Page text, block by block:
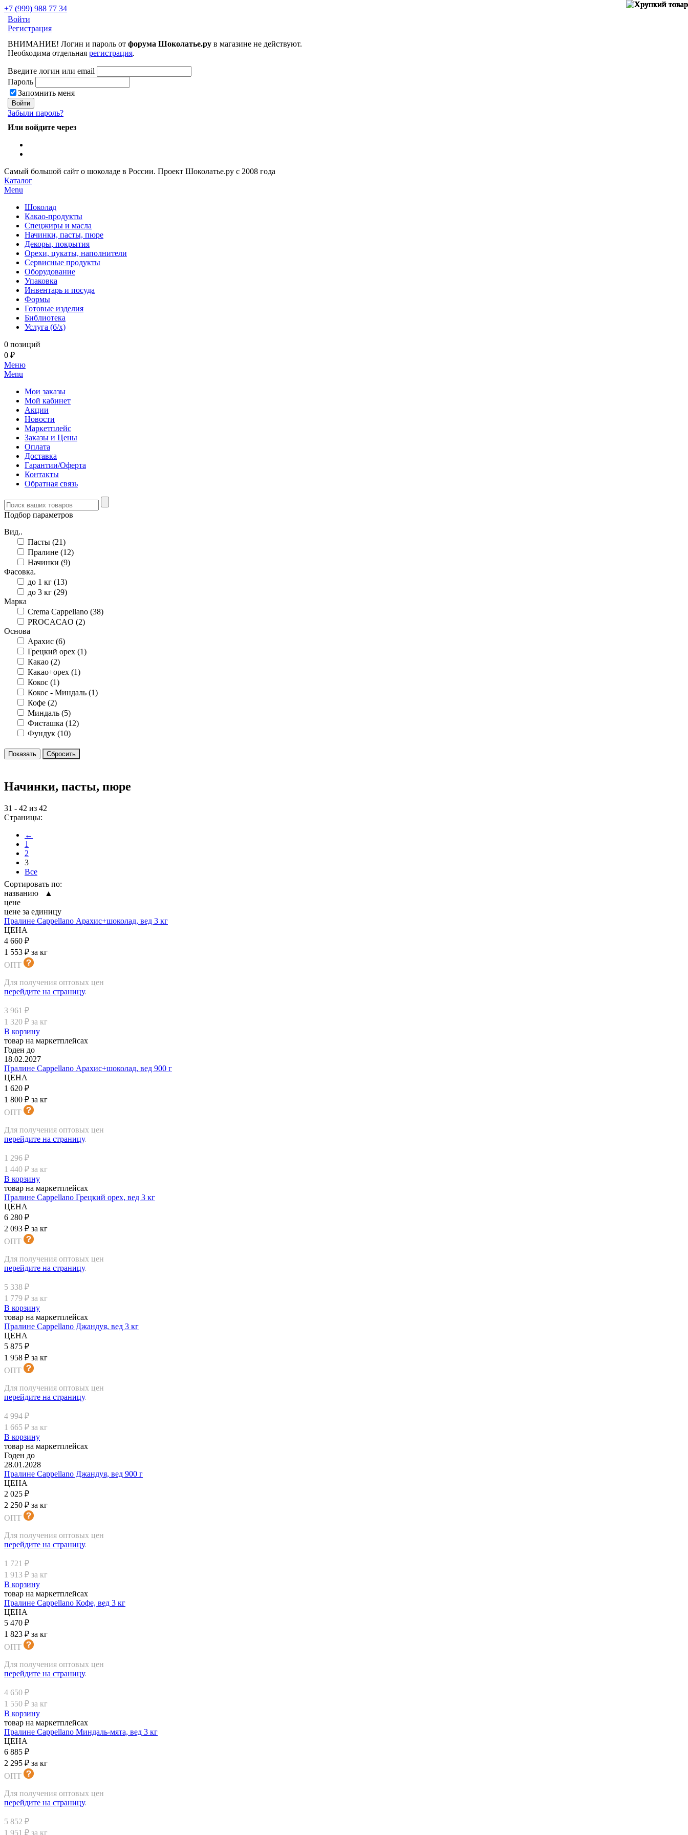
+7 (999) 988 77 34
Войти
Регистрация
ВНИМАНИЕ! Логин и пароль от форума Шоколатье.ру в магазине не действуют.
Необходима отдельная регистрация.
Введите логин или email
Пароль
Запомнить меня
Забыли пароль?
Или войдите через
Самый большой сайт о шоколаде в России. Проект Шоколатье.ру с 2008 года
Каталог
Menu
Шоколад
Какао-продукты
Спецжиры и масла
Начинки, пасты, пюре
Декоры, покрытия
Орехи, цукаты, наполнители
Сервисные продукты
Оборудование
Упаковка
Инвентарь и посуда
Формы
Готовые изделия
Библиотека
Услуга (б/х)
0 позиций
0 ₽
Меню
Menu
Мои заказы
Мой кабинет
Акции
Новости
Маркетплейс
Заказы и Цены
Оплата
Доставка
Гарантии/Оферта
Контакты
Обратная связь
Подбор параметров
Вид..
Пасты (21)
Пралине (12)
Начинки (9)
Фасовка.
до 1 кг (13)
до 3 кг (29)
Марка
Crema Cappellano (38)
PROCACAO (2)
Основа
Арахис (6)
Грецкий орех (1)
Какао (2)
Какао+орех (1)
Кокос (1)
Кокос - Миндаль (1)
Кофе (2)
Миндаль (5)
Фисташка (12)
Фундук (10)
Начинки, пасты, пюре
31 - 42 из 42
Страницы:
←
1
2
3
Все
Сортировать по:
названию ▲
цене
цене за единицу
Пралине Cappellano Арахис+шоколад, вед 3 кг
ЦЕНА
4 660 ₽
1 553 ₽ за кг
ОПТ
Для получения оптовых цен
перейдите на страницу.
3 961 ₽
1 320 ₽ за кг
В корзину
товар на маркетплейсах
Годен до
18.02.2027
Пралине Cappellano Арахис+шоколад, вед 900 г
ЦЕНА
1 620 ₽
1 800 ₽ за кг
ОПТ
Для получения оптовых цен
перейдите на страницу.
1 296 ₽
1 440 ₽ за кг
В корзину
товар на маркетплейсах
Пралине Cappellano Грецкий орех, вед 3 кг
ЦЕНА
6 280 ₽
2 093 ₽ за кг
ОПТ
Для получения оптовых цен
перейдите на страницу.
5 338 ₽
1 779 ₽ за кг
В корзину
товар на маркетплейсах
Пралине Cappellano Джандуя, вед 3 кг
ЦЕНА
5 875 ₽
1 958 ₽ за кг
ОПТ
Для получения оптовых цен
перейдите на страницу.
4 994 ₽
1 665 ₽ за кг
В корзину
товар на маркетплейсах
Годен до
28.01.2028
Пралине Cappellano Джандуя, вед 900 г
ЦЕНА
2 025 ₽
2 250 ₽ за кг
ОПТ
Для получения оптовых цен
перейдите на страницу.
1 721 ₽
1 913 ₽ за кг
В корзину
товар на маркетплейсах
Пралине Cappellano Кофе, вед 3 кг
ЦЕНА
5 470 ₽
1 823 ₽ за кг
ОПТ
Для получения оптовых цен
перейдите на страницу.
4 650 ₽
1 550 ₽ за кг
В корзину
товар на маркетплейсах
Пралине Cappellano Миндаль-мята, вед 3 кг
ЦЕНА
6 885 ₽
2 295 ₽ за кг
ОПТ
Для получения оптовых цен
перейдите на страницу.
5 852 ₽
1 951 ₽ за кг